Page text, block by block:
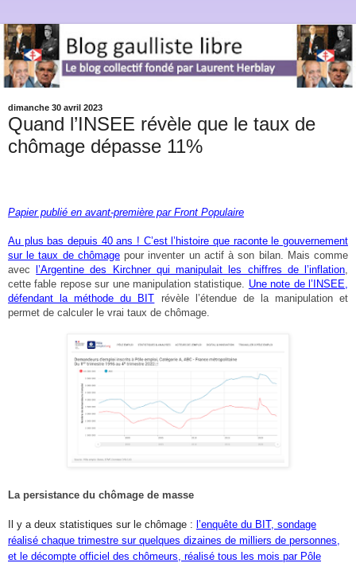
dimanche 30 avril 2023
Quand l’INSEE révèle que le taux de
chômage dépasse 11%
Papier publié en avant-première par Front Populaire
Au plus bas depuis 40 ans ! C’est l’histoire que raconte le gouvernement
sur le taux de chômagepour inventer un actif à son bilan. Mais comme
avec
l’Argentine des Kirchner qui manipulait les chiffres de l’inflation,
cette fable repose sur une manipulation statistique. Une note de l’INSEE,
défendant la méthode du BIT révèle l’étendue de la manipulation et
permet de calculer le vrai taux de chômage.
La persistance du chômage de masse
Il y a deux statistiques sur le chômage : l’enquête du BIT, sondage
réalisé chaque trimestre sur quelques dizaines de milliers de personnes,
et le décompte officiel des chômeurs, réalisé tous les mois par Pôle